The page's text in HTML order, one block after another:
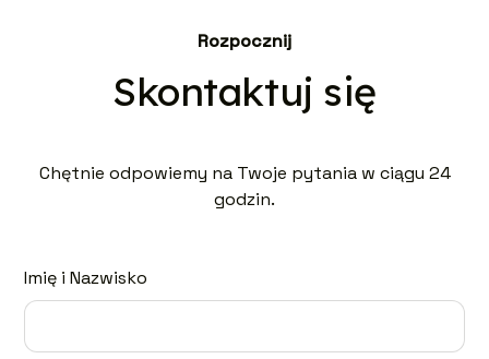
Rozpocznij
Skontaktuj się
Chętnie odpowiemy na Twoje pytania w ciągu 24
godzin.
Imię i Nazwisko